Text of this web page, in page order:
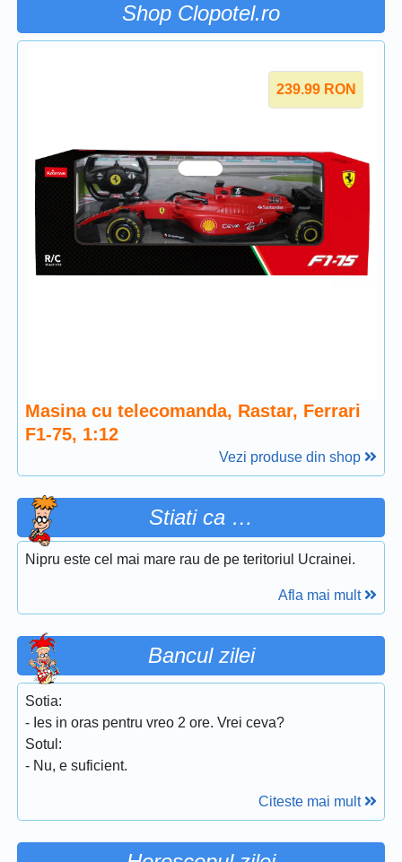
Shop Clopotel.ro
239.99 RON
Masina cu telecomanda, Rastar, Ferrari
F1-75, 1:12
Vezi produse din shop
Stiati ca …
Nipru este cel mai mare rau de pe teritoriul Ucrainei.
Afla mai mult
Bancul zilei
Sotia:
- Ies in oras pentru vreo 2 ore. Vrei ceva?
Sotul:
- Nu, e suficient.
Citeste mai mult